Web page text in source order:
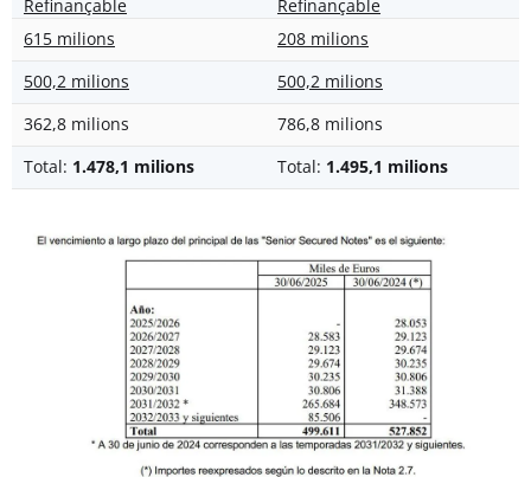
Refinançable
Refinançable
615 milions
208 milions
500,2 milions
500,2 milions
362,8 milions
786,8 milions
Total: 1.478,1 milions Total: 1.495,1 milions